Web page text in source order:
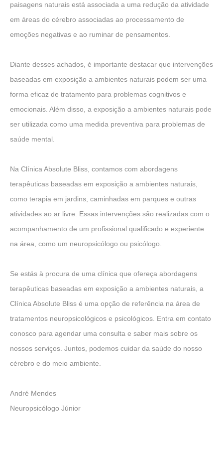
paisagens naturais está associada a uma redução da atividade
em áreas do cérebro associadas ao processamento de
emoções negativas e ao ruminar de pensamentos.
Diante desses achados, é importante destacar que intervenções
baseadas em exposição a ambientes naturais podem ser uma
forma eficaz de tratamento para problemas cognitivos e
emocionais. Além disso, a exposição a ambientes naturais pode
ser utilizada como uma medida preventiva para problemas de
saúde mental.
Na Clínica Absolute Bliss, contamos com abordagens
terapêuticas baseadas em exposição a ambientes naturais,
como terapia em jardins, caminhadas em parques e outras
atividades ao ar livre. Essas intervenções são realizadas com o
acompanhamento de um profissional qualificado e experiente
na área, como um neuropsicólogo ou psicólogo.
Se estás à procura de uma clínica que ofereça abordagens
terapêuticas baseadas em exposição a ambientes naturais, a
Clínica Absolute Bliss é uma opção de referência na área de
tratamentos neuropsicológicos e psicológicos. Entra em contato
conosco para agendar uma consulta e saber mais sobre os
nossos serviços. Juntos, podemos cuidar da saúde do nosso
cérebro e do meio ambiente.
André Mendes
Neuropsicólogo Júnior